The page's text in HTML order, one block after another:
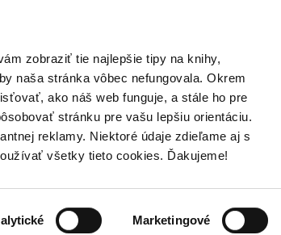
zobraziť tie najlepšie tipy na knihy,
naša stránka vôbec nefungovala. Okrem
ako náš web funguje, a stále ho pre
stránku pre vašu lepšiu orientáciu.
reklamy. Niektoré údaje zdieľame aj s
všetky tieto cookies. Ďakujeme!
Marketingové